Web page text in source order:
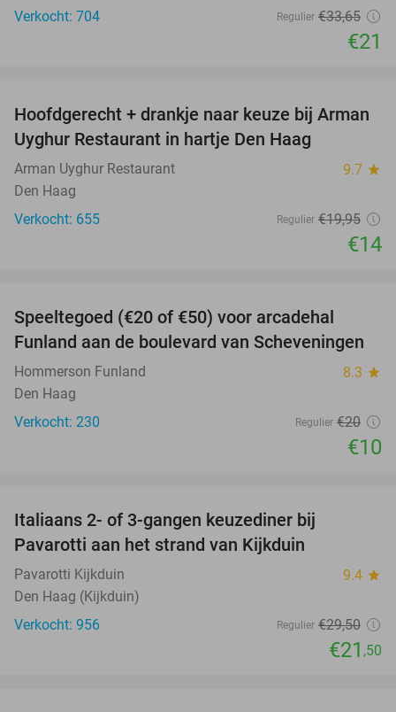
Verkocht: 704
Regulier €33,65
€21
30%
Hoofdgerecht + drankje naar keuze bij Arman
Uyghur Restaurant in hartje Den Haag
Arman Uyghur Restaurant 9.7 star
Den Haag
Verkocht: 655
Regulier €19,95
€14
Speeltegoed (€20 of €50) voor arcadehal
Funland aan de boulevard van Scheveningen
Hommerson Funland 8.3 star
Den Haag
Verkocht: 230
Regulier €20
€10
Italiaans 2- of 3-gangen keuzediner bij
Pavarotti aan het strand van Kijkduin
Pavarotti Kijkduin 9.4 star
Den Haag (Kijkduin)
Verkocht: 956
Regulier €29,50
€21 ,50